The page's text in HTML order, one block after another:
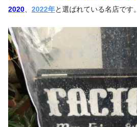
2020
2022年と選ばれている名店です。